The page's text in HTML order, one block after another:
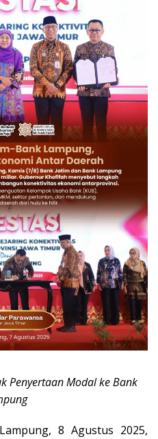
Penyertaan Modal ke Bank
8 Agustus 2025,